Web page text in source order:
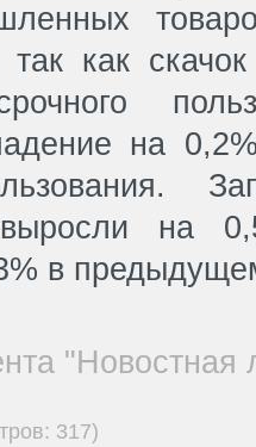
как
на
на
в
"Новостная
317)